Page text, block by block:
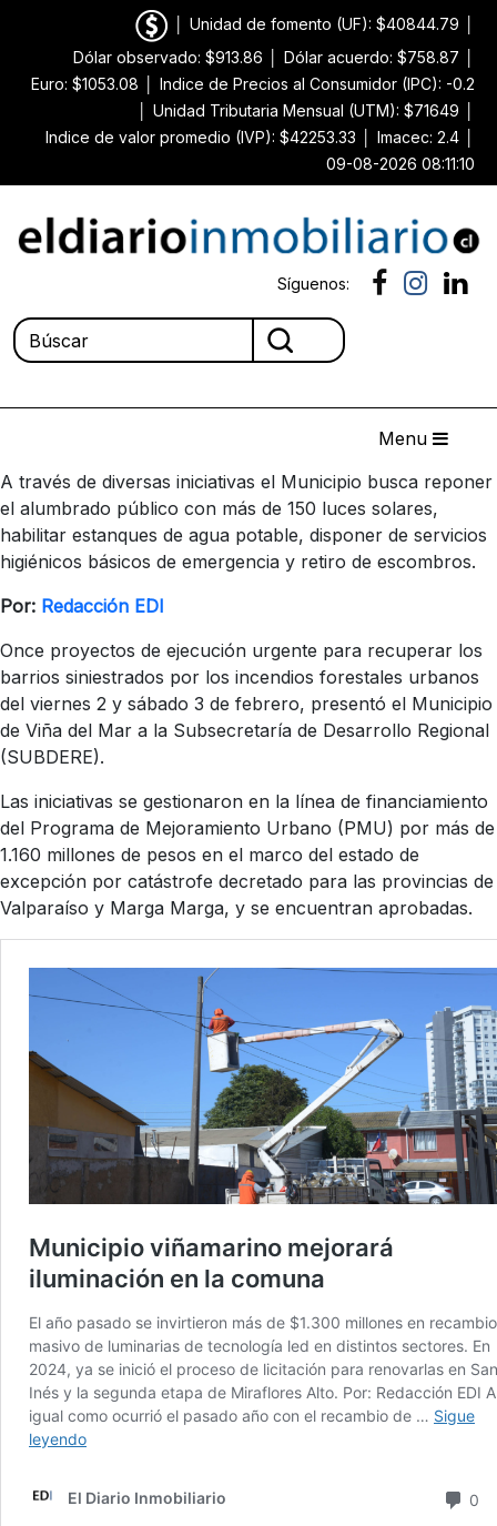
Unidad de fomento (UF): $40844.79
Dólar observado: $913.86
Dólar acuerdo: $758.87
Euro: $1053.08
Indice de Precios al Consumidor (IPC): -0.2
Unidad Tributaria Mensual (UTM): $71649
Indice de valor promedio (IVP): $42253.33
Imacec: 2.4
09-08-2026 08:11:10
Síguenos:
Menu
A través de diversas iniciativas el Municipio busca reponer
el alumbrado público con más de 150 luces solares,
habilitar estanques de agua potable, disponer de servicios
higiénicos básicos de emergencia y retiro de escombros.
Por: Redacción EDI
Once proyectos de ejecución urgente para recuperar los
barrios siniestrados por los incendios forestales urbanos
del viernes 2 y sábado 3 de febrero, presentó el Municipio
de Viña del Mar a la Subsecretaría de Desarrollo Regional
(SUBDERE).
Las iniciativas se gestionaron en la línea de financiamiento
del Programa de Mejoramiento Urbano (PMU) por más de
1.160 millones de pesos en el marco del estado de
excepción por catástrofe decretado para las provincias de
Valparaíso y Marga Marga, y se encuentran aprobadas.